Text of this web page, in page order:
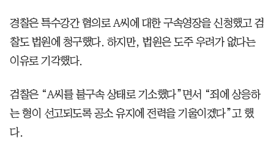
경찰은 특수강간 혐의로 A씨에 대한 구속영장을 신청했고 검
찰도 법원에 청구했다. 하지만, 법원은 도주 우려가 없다는
이유로 기각했다.
검찰은 “A씨를 불구속 상태로 기소했다”면서 “죄에 상응하
는 형이 선고되도록 공소 유지에 전력을 기울이겠다”고 했
다.